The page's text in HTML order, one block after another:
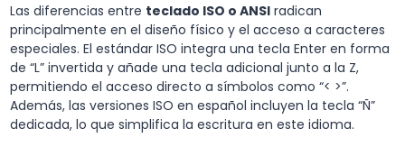
Las diferencias entre teclado ISO o ANSI radican
principalmente en el diseño físico y el acceso a caracteres
especiales. El estándar ISO integra una tecla Enter en forma
de “L” invertida y añade una tecla adicional junto a la Z,
permitiendo el acceso directo a símbolos como “< >”.
Además, las versiones ISO en español incluyen la tecla “Ñ”
dedicada, lo que simplifica la escritura en este idioma.